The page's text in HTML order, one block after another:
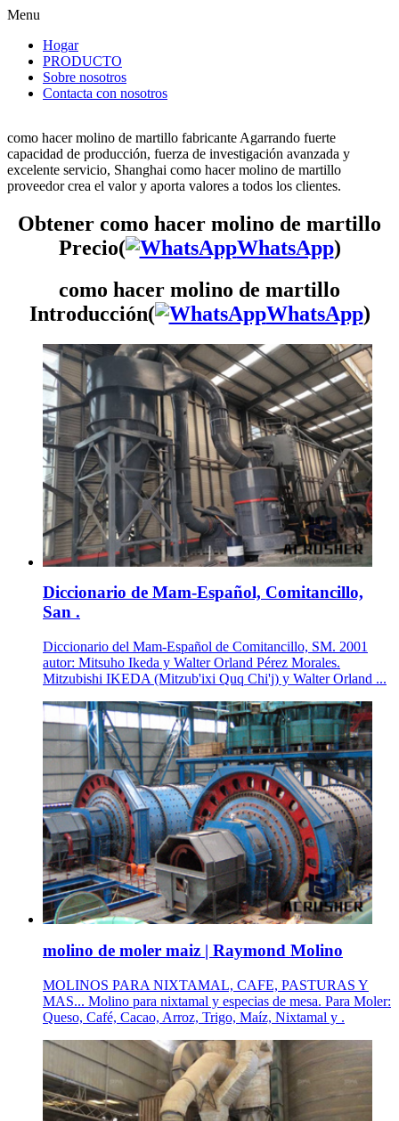
Menu
Hogar
PRODUCTO
Sobre nosotros
Contacta con nosotros
como hacer molino de martillo fabricante Agarrando fuerte
capacidad de producción, fuerza de investigación avanzada y
excelente servicio, Shanghai como hacer molino de martillo
proveedor crea el valor y aporta valores a todos los clientes.
Obtener como hacer molino de martillo
Precio(
WhatsApp)
como hacer molino de martillo
Introducción(
WhatsApp)
Diccionario de Mam-Español, Comitancillo,
San .
Diccionario del Mam-Español de Comitancillo, SM. 2001
autor: Mitsuho Ikeda y Walter Orland Pérez Morales.
Mitzubishi IKEDA (Mitzub'ixi Quq Chi'j) y Walter Orland ...
molino de moler maiz | Raymond Molino
MOLINOS PARA NIXTAMAL, CAFE, PASTURAS Y
MAS... Molino para nixtamal y especias de mesa. Para Moler:
Queso, Café, Cacao, Arroz, Trigo, Maíz, Nixtamal y .